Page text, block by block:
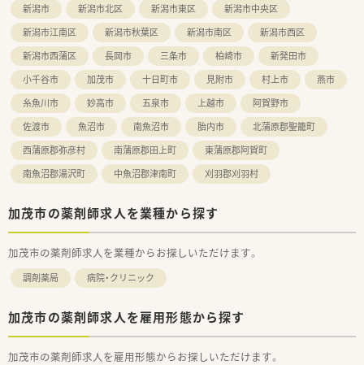
新潟市 新潟市北区 新潟市東区
新潟市中央区
新潟市江南区
新潟市秋葉区 新潟市南区
新潟市西区
新潟市西蒲区
長岡市 三条市 柏崎市
新発田市
小千谷市
加茂市 十日町市 見附市 村上市
燕市
糸魚川市
妙高市 五泉市 上越市
阿賀野市
佐渡市
魚沼市 南魚沼市 胎内市
北蒲原郡聖籠町
西蒲原郡弥彦村
南蒲原郡田上町
東蒲原郡阿賀町
南魚沼郡湯沢町
中魚沼郡津南町 刈羽郡刈羽村
加茂市の薬剤師求人を業種から探す
加茂市の薬剤師求人を業種からお探しいただけます。
調剤薬局 病院・クリニック
加茂市の薬剤師求人を雇用形態から探す
加茂市の薬剤師求人を雇用形態からお探しいただけます。